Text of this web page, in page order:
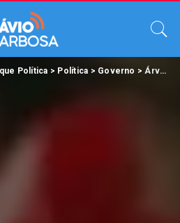
Política > Política > Governo >Árvores de Natal produzidas por custodiados da Seap são doadas para crianças.